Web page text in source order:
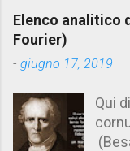
e
n
t
Elenco analitico
Fourier)
- giugno 17, 2019
Qui